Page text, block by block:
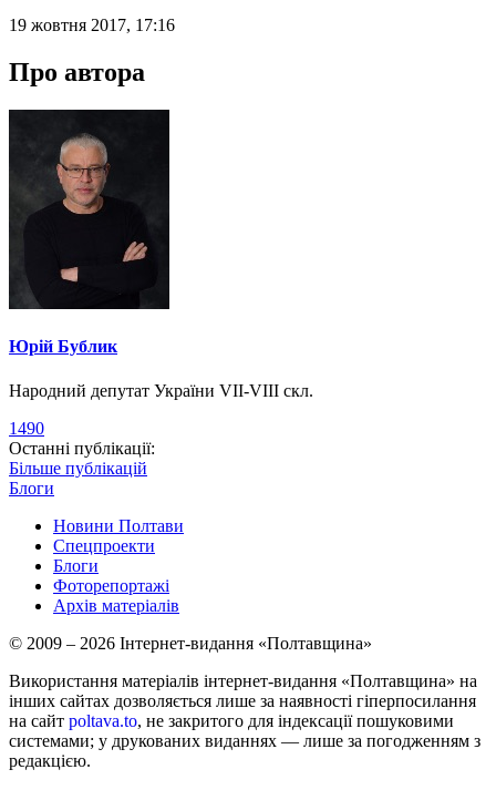
19 жовтня 2017, 17:16
Про автора
Юрій Бублик
Народний депутат України VII-VIII скл.
1490
Останні публікації:
Більше публікацій
Блоги
Новини Полтави
Спецпроекти
Блоги
Фоторепортажі
Архів матеріалів
© 2009 – 2026 Інтернет-видання «Полтавщина»
Використання матеріалів інтернет-видання «Полтавщина» на
інших сайтах дозволяється лише за наявності гіперпосилання
на сайт poltava.to, не закритого для індексації пошуковими
системами; у друкованих виданнях — лише за погодженням з
редакцією.